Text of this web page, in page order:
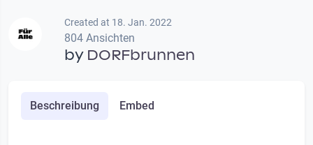
Created at 18. Jan. 2022
804 Ansichten
by DORFbrunnen
Beschreibung Embed